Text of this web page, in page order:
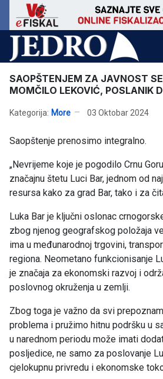
SAOPŠTENJEM ZA JAVNOST
MOMČILO LEKOVIĆ, POSLANIK
Kategorija: More 03 Oktobar 2024
Saopštenje prenosimo integralno.
„Nevrijeme koje je pogodilo Crnu
značajnu štetu Luci Bar, jednom od
resursa kako za grad Bar, tako i za
Luka Bar je ključni oslonac
zbog njenog geografskog položaja
ima u međunarodnoj trgovini,
regiona. Neometano funkcionisanje
je značaja za ekonomski razvoj i
poslovnog okruženja u zemlji.
Zbog toga je važno da svi
problema i pružimo hitnu podršku u
u narednom periodu može imati
posljedice, ne samo za poslovanje
cjelokupnu privredu i ekonomske